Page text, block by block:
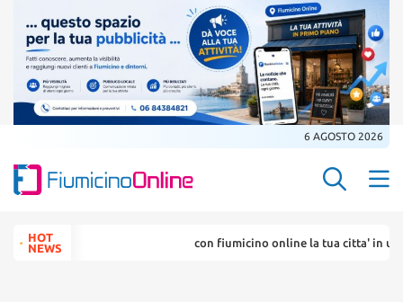
6 AGOSTO 2026
Search
for:HOT
NEWS
con fiumicino online la tua citta' in un